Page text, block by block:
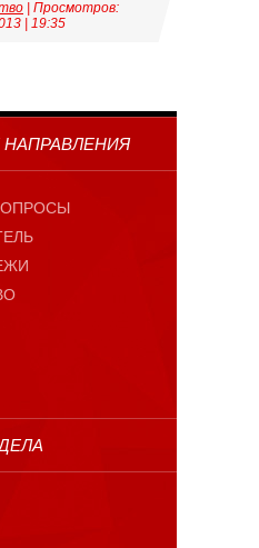
| Просмотров:
19:35
НАПРАВЛЕНИЯ